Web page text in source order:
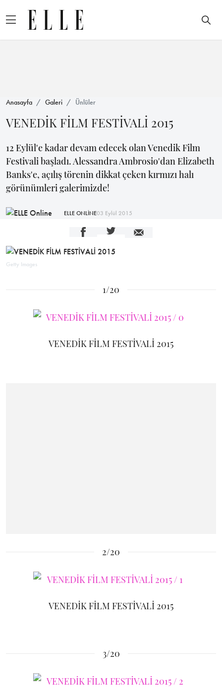
Anasayfa Galeri Ünlüler
VENEDİK FİLM FESTİVALİ 2015
12 Eylül'e kadar devam edecek olan Venedik Film
Festivali başladı. Alessandra Ambrosio'dan Elizabeth
Banks'e, açılış törenin dikkat çeken kırmızı halı
görünümleri galerimizde!
ELLE ONLİNE03 Eylül 2015
Getty Images
1/20
VENEDİK FİLM FESTİVALİ 2015
2/20
VENEDİK FİLM FESTİVALİ 2015
3/20